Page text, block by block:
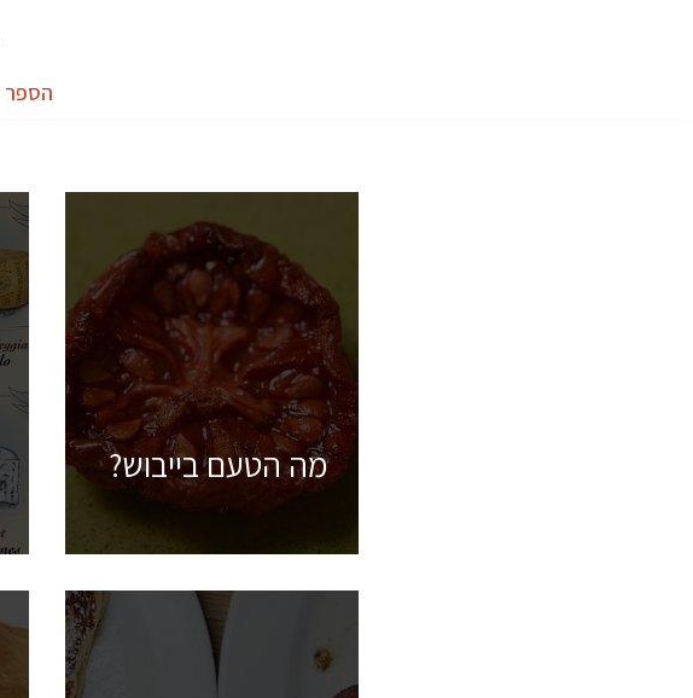
הספר
מה הטעם בייבוש?